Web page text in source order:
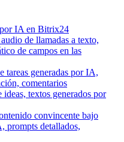
por IA en Bitrix24
de llamadas a texto,
de campos en las
tareas generadas por IA,
comentarios
textos generados por
convincente bajo
prompts detallados,